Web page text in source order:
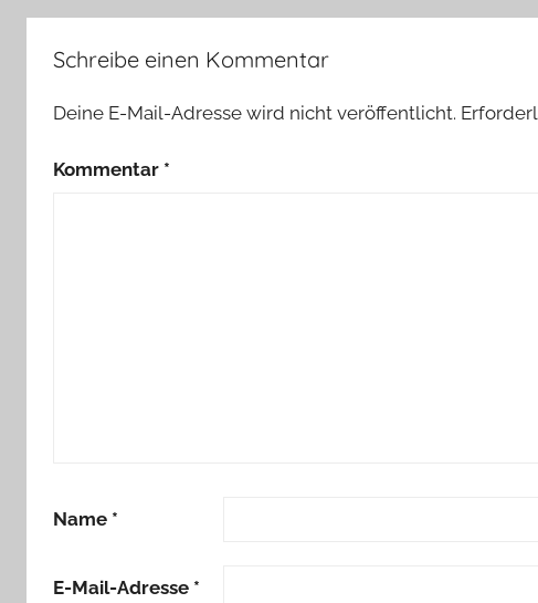
Schreibe einen Kommentar
Deine E-Mail-Adresse wird nicht veröffentlicht.
Kommentar *
Name *
E-Mail-Adresse *